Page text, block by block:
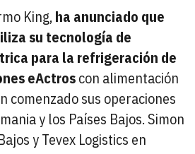
King,ha anunciado que
su tecnología de
para la refrigeración de
eActroscon alimentación
comenzado sus operaciones
y los Países Bajos. Simon
y Tevex Logistics en